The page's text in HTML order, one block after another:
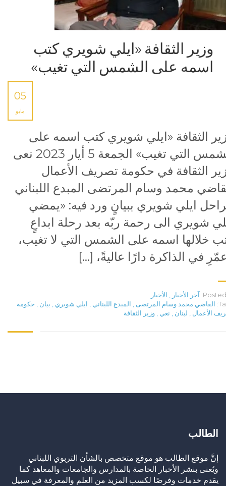
وزير الثقافة «ايلي شويري كتب
اسمه على الشمس التي تغيب»
05
مايو
الثقافة «ايلي شويري كتب اسمه على
الشمس التي تغيب» الجمعة 5 أيار 2023 نعى
الثقافة في حكومة تصريف الأعمال
محمد وسام المرتضى المبدع اللبناني
ايلي شويري ببيانٍ ورد فيه: «يمضي
شويري الى رحمة ربّه بعد رحلة ابداعٍ
خلالها اسمه على الشمس التي لا تغيب،
في الذاكرة دارًا عاليةً، […]
Posted آخر الأخبار
الأخبار
القاضي محمد وسام المرتضى المبدع اللبناني ايلي شويري بيان
حكومة
الأعمال
لبنان نعي وزير الثقافة
الطالب
إنَّ موقع الطالب هو موقع متخصص بالشأن التربوي اللبناني
ويُعنى بنشر الأخبار الخاصة بالمدارس والجامعات والمعاهد كما
يقدم خدمات وفرصًا لكسب المزيد من العلم والمعرفة في سبيل